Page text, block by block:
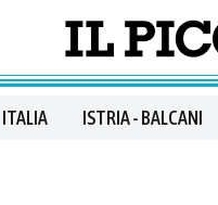
ITALIA ISTRIA - BALCANI